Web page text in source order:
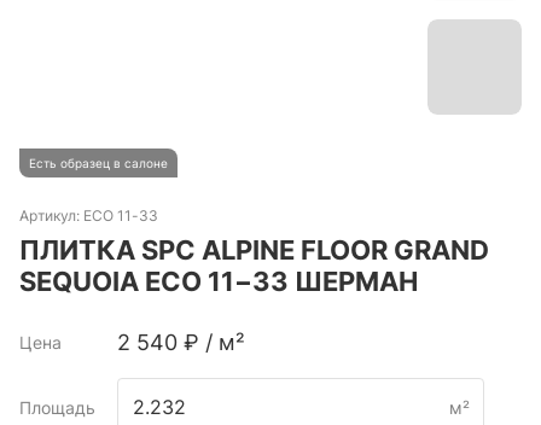
Есть образец в салоне
Артикул: ECO 11-33
ПЛИТКА SPC ALPINE FLOOR GRAND
SEQUOIA ECO 11−33 ШЕРМАН
Цена 2 540 ₽ / м²
Площадь м²